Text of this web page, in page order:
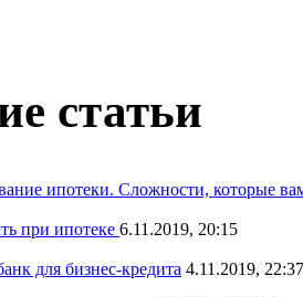
статьи
ипотеки. Сложности, которые
при ипотеке 6.11.2019, 20:15
для бизнес-кредита 4.11.2019, 22:37